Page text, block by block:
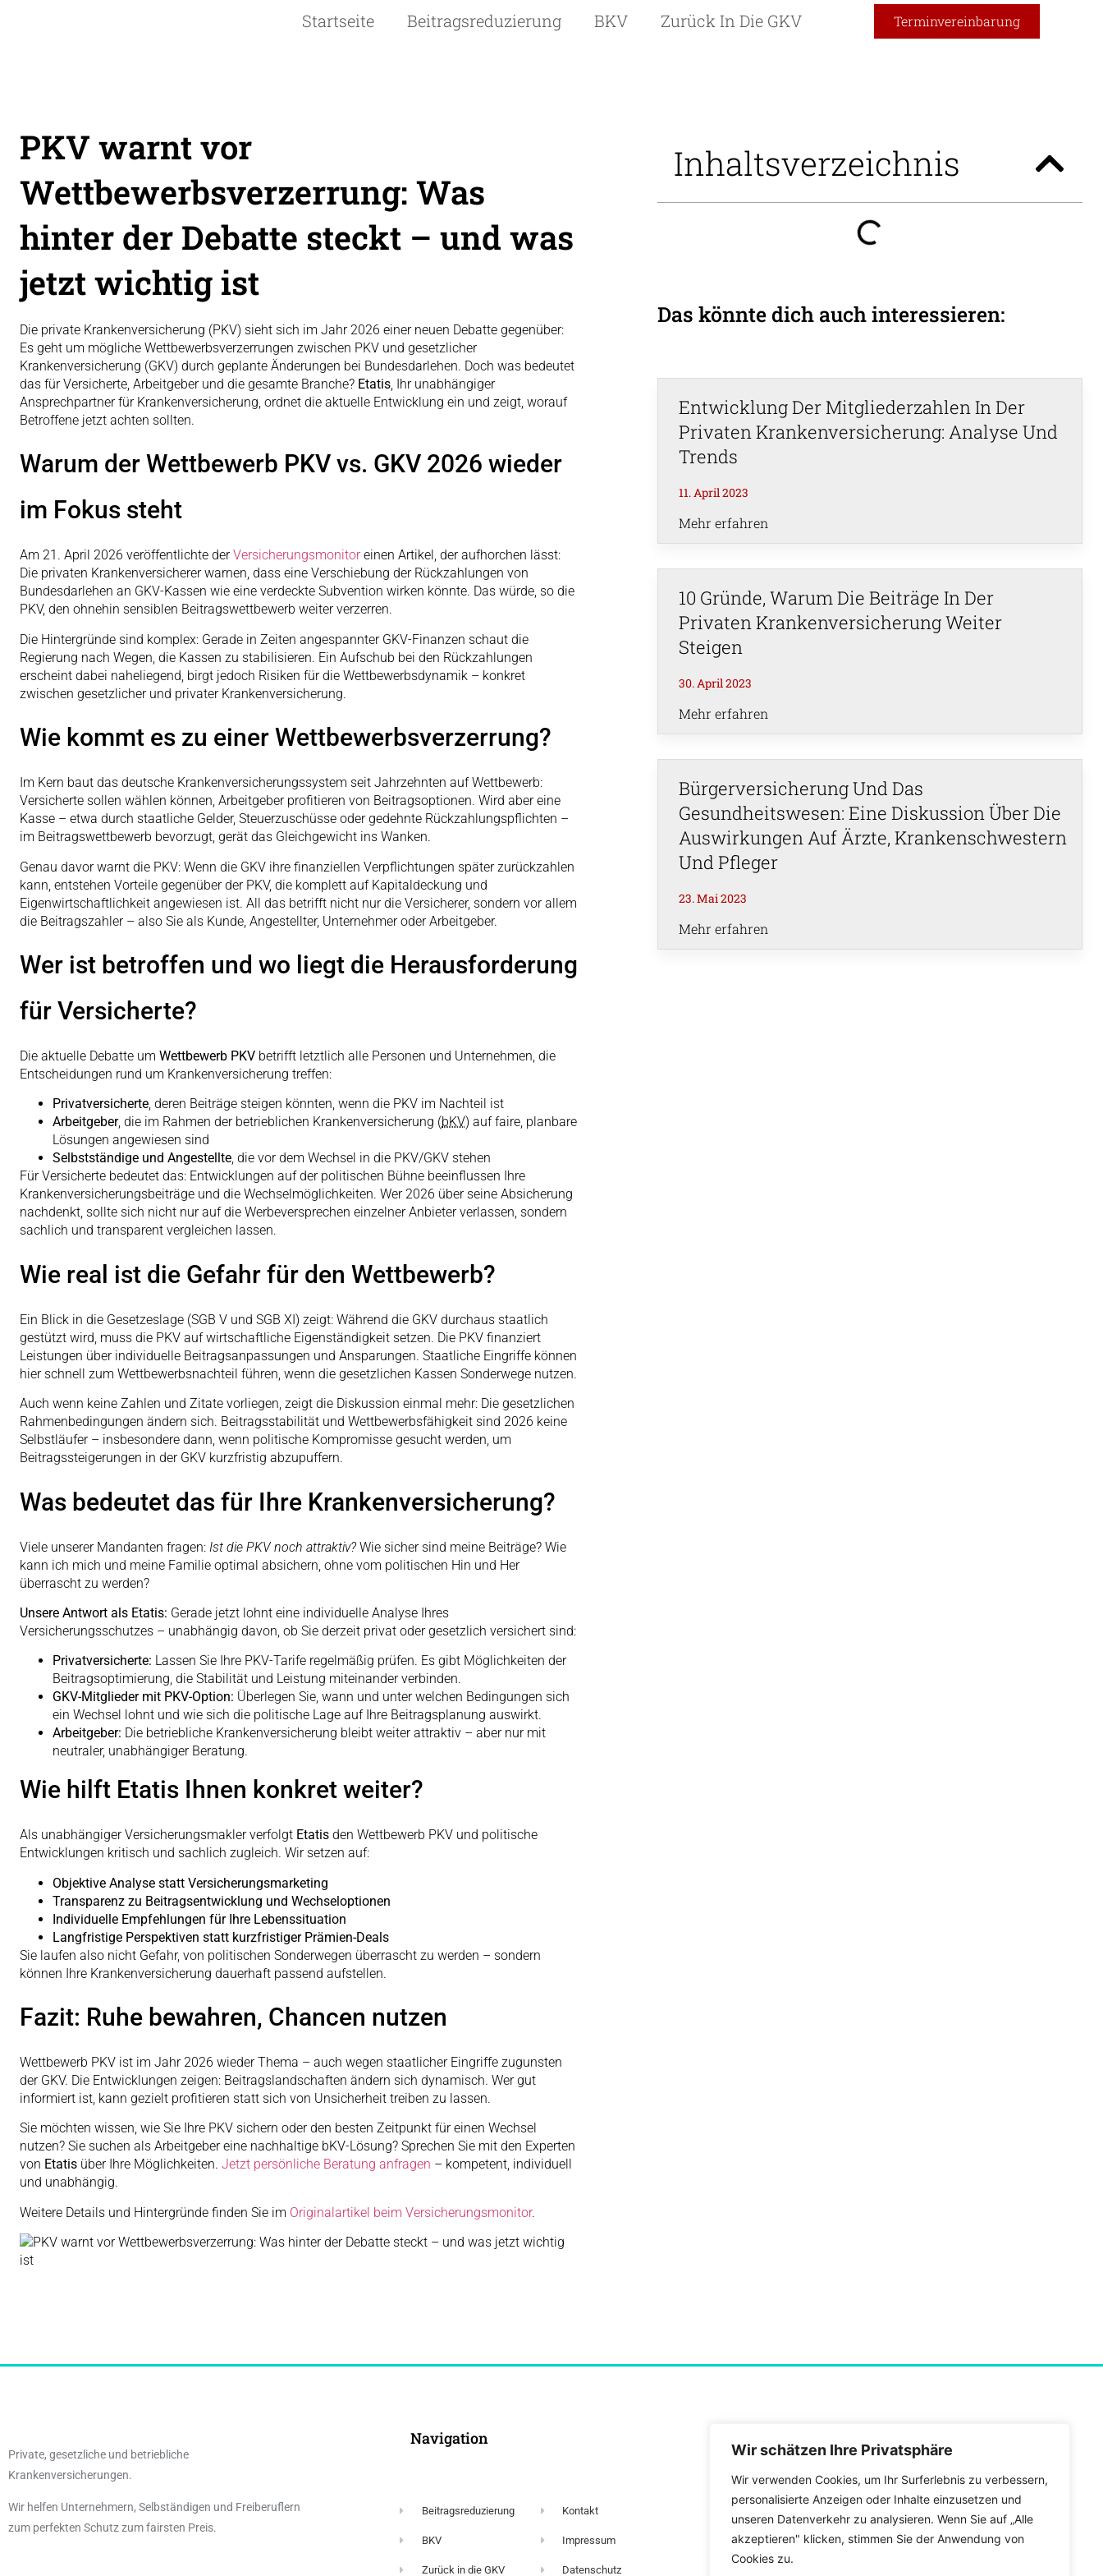
Wir schätzen Ihre Privatsphäre
Wir verwenden Cookies, um Ihr Surferlebnis zu verbessern,
personalisierte Anzeigen oder Inhalte einzusetzen und
unseren Datenverkehr zu analysieren. Wenn Sie auf „Alle
akzeptieren" klicken, stimmen Sie der Anwendung von
Cookies zu.
Startseite Beitragsreduzierung BKV Zurück In Die GKV Terminvereinbarung
PKV warnt vor
Wettbewerbsverzerrung: Was
hinter der Debatte steckt – und was
jetzt wichtig ist
Die private Krankenversicherung (PKV) sieht sich im Jahr 2026 einer neuen Debatte gegenüber:
Es geht um mögliche Wettbewerbsverzerrungen zwischen PKV und gesetzlicher
Krankenversicherung (GKV) durch geplante Änderungen bei Bundesdarlehen. Doch was bedeutet
das für Versicherte, Arbeitgeber und die gesamte Branche? Etatis, Ihr unabhängiger
Ansprechpartner für Krankenversicherung, ordnet die aktuelle Entwicklung ein und zeigt, worauf
Betroffene jetzt achten sollten.
Warum der Wettbewerb PKV vs. GKV 2026 wieder
im Fokus steht
Am 21. April 2026 veröffentlichte derVersicherungsmonitoreinen Artikel, der aufhorchen lässt:
Die privaten Krankenversicherer warnen, dass eine Verschiebung der Rückzahlungen von
Bundesdarlehen an GKV-Kassen wie eine verdeckte Subvention wirken könnte. Das würde, so die
PKV, den ohnehin sensiblen Beitragswettbewerb weiter verzerren.
Die Hintergründe sind komplex: Gerade in Zeiten angespannter GKV-Finanzen schaut die
Regierung nach Wegen, die Kassen zu stabilisieren. Ein Aufschub bei den Rückzahlungen
erscheint dabei naheliegend, birgt jedoch Risiken für die Wettbewerbsdynamik – konkret
zwischen gesetzlicher und privater Krankenversicherung.
Wie kommt es zu einer Wettbewerbsverzerrung?
Im Kern baut das deutsche Krankenversicherungssystem seit Jahrzehnten auf Wettbewerb:
Versicherte sollen wählen können, Arbeitgeber profitieren von Beitragsoptionen. Wird aber eine
Kasse – etwa durch staatliche Gelder, Steuerzuschüsse oder gedehnte Rückzahlungspflichten –
im Beitragswettbewerb bevorzugt, gerät das Gleichgewicht ins Wanken.
Genau davor warnt die PKV: Wenn die GKV ihre finanziellen Verpflichtungen später zurückzahlen
kann, entstehen Vorteile gegenüber der PKV, die komplett auf Kapitaldeckung und
Eigenwirtschaftlichkeit angewiesen ist. All das betrifft nicht nur die Versicherer, sondern vor allem
die Beitragszahler – also Sie als Kunde, Angestellter, Unternehmer oder Arbeitgeber.
Wer ist betroffen und wo liegt die Herausforderung
für Versicherte?
Die aktuelle Debatte um Wettbewerb PKV betrifft letztlich alle Personen und Unternehmen, die
Entscheidungen rund um Krankenversicherung treffen:
Privatversicherte, deren Beiträge steigen könnten, wenn die PKV im Nachteil ist
Arbeitgeber, die im Rahmen der betrieblichen Krankenversicherung (bKV) auf faire, planbare
Lösungen angewiesen sind
Selbstständige und Angestellte, die vor dem Wechsel in die PKV/GKV stehen
Für Versicherte bedeutet das: Entwicklungen auf der politischen Bühne beeinflussen Ihre
Krankenversicherungsbeiträge und die Wechselmöglichkeiten. Wer 2026 über seine Absicherung
nachdenkt, sollte sich nicht nur auf die Werbeversprechen einzelner Anbieter verlassen, sondern
sachlich und transparent vergleichen lassen.
Wie real ist die Gefahr für den Wettbewerb?
Ein Blick in die Gesetzeslage (SGB V und SGB XI) zeigt: Während die GKV durchaus staatlich
gestützt wird, muss die PKV auf wirtschaftliche Eigenständigkeit setzen. Die PKV finanziert
Leistungen über individuelle Beitragsanpassungen und Ansparungen. Staatliche Eingriffe können
hier schnell zum Wettbewerbsnachteil führen, wenn die gesetzlichen Kassen Sonderwege nutzen.
Auch wenn keine Zahlen und Zitate vorliegen, zeigt die Diskussion einmal mehr: Die gesetzlichen
Rahmenbedingungen ändern sich. Beitragsstabilität und Wettbewerbsfähigkeit sind 2026 keine
Selbstläufer – insbesondere dann, wenn politische Kompromisse gesucht werden, um
Beitragssteigerungen in der GKV kurzfristig abzupuffern.
Was bedeutet das für Ihre Krankenversicherung?
Viele unserer Mandanten fragen: Ist die PKV noch attraktiv? Wie sicher sind meine Beiträge? Wie
kann ich mich und meine Familie optimal absichern, ohne vom politischen Hin und Her
überrascht zu werden?
Unsere Antwort als Etatis: Gerade jetzt lohnt eine individuelle Analyse Ihres
Versicherungsschutzes – unabhängig davon, ob Sie derzeit privat oder gesetzlich versichert sind:
Privatversicherte: Lassen Sie Ihre PKV-Tarife regelmäßig prüfen. Es gibt Möglichkeiten der
Beitragsoptimierung, die Stabilität und Leistung miteinander verbinden.
GKV-Mitglieder mit PKV-Option: Überlegen Sie, wann und unter welchen Bedingungen sich
ein Wechsel lohnt und wie sich die politische Lage auf Ihre Beitragsplanung auswirkt.
Arbeitgeber: Die betriebliche Krankenversicherung bleibt weiter attraktiv – aber nur mit
neutraler, unabhängiger Beratung.
Wie hilft Etatis Ihnen konkret weiter?
Als unabhängiger Versicherungsmakler verfolgt Etatis den Wettbewerb PKV und politische
Entwicklungen kritisch und sachlich zugleich. Wir setzen auf:
Objektive Analyse statt Versicherungsmarketing
Transparenz zu Beitragsentwicklung und Wechseloptionen
Individuelle Empfehlungen für Ihre Lebenssituation
Langfristige Perspektiven statt kurzfristiger Prämien-Deals
Sie laufen also nicht Gefahr, von politischen Sonderwegen überrascht zu werden – sondern
können Ihre Krankenversicherung dauerhaft passend aufstellen.
Fazit: Ruhe bewahren, Chancen nutzen
Wettbewerb PKV ist im Jahr 2026 wieder Thema – auch wegen staatlicher Eingriffe zugunsten
der GKV. Die Entwicklungen zeigen: Beitragslandschaften ändern sich dynamisch. Wer gut
informiert ist, kann gezielt profitieren statt sich von Unsicherheit treiben zu lassen.
Sie möchten wissen, wie Sie Ihre PKV sichern oder den besten Zeitpunkt für einen Wechsel
nutzen? Sie suchen als Arbeitgeber eine nachhaltige bKV-Lösung? Sprechen Sie mit den Experten
von Etatis über Ihre Möglichkeiten. Jetzt persönliche Beratung anfragen – kompetent, individuell
und unabhängig.
Weitere Details und Hintergründe finden Sie im Originalartikel beim Versicherungsmonitor.
Inhaltsverzeichnis
Das könnte dich auch interessieren:
Entwicklung Der Mitgliederzahlen In Der
Privaten Krankenversicherung: Analyse Und
Trends
11. April 2023
Mehr erfahren
10 Gründe, Warum Die Beiträge In Der
Privaten Krankenversicherung Weiter
Steigen
30. April 2023
Mehr erfahren
Bürgerversicherung Und Das
Gesundheitswesen: Eine Diskussion Über Die
Auswirkungen Auf Ärzte, Krankenschwestern
Und Pfleger
23. Mai 2023
Mehr erfahren
Private, gesetzliche und betriebliche
Krankenversicherungen.
Wir helfen Unternehmern, Selbständigen und Freiberuflern
zum perfekten Schutz zum fairsten Preis.
Navigation
Beitragsreduzierung
BKV
Zurück in die GKV
Kontakt
Impressum
Datenschutz